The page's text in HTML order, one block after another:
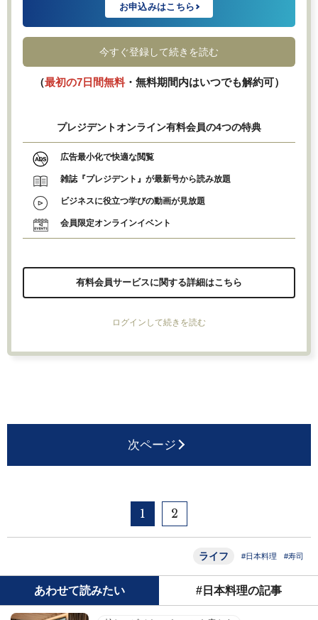
お申込みはこちら
今すぐ登録して続きを読む
（最初の7日間無料・無料期間内はいつでも解約可）
プレジデントオンライン有料会員の4つの特典
広告最小化で快適な閲覧
雑誌『プレジデント』が最新号から読み放題
ビジネスに役立つ学びの動画が見放題
会員限定オンラインイベント
有料会員サービスに関する詳細はこちら
ログインして続きを読む
次ページ
1 2
ライフ #日本料理 #寿司
あわせて読みたい #日本料理の記事